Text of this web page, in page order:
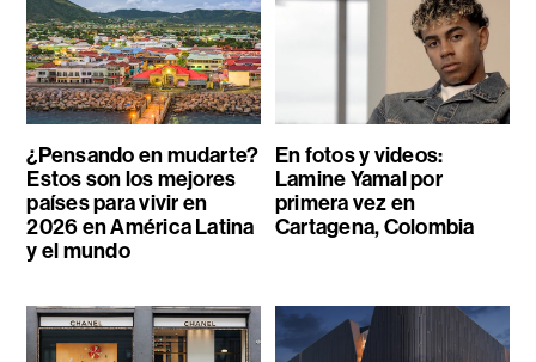
¿Pensando en mudarte?
Estos son los mejores
países para vivir en
2026 en América Latina
y el mundo
En fotos y videos:
Lamine Yamal por
primera vez en
Cartagena, Colombia